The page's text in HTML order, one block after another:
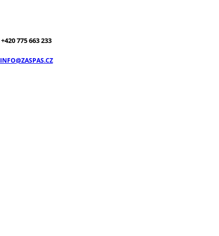
+420 775 663 233
INFO@ZASPAS.CZ